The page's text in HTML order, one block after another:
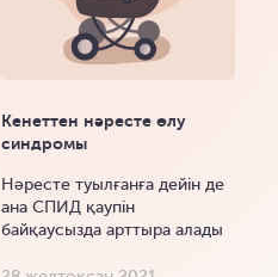
Кенеттен нәресте өлу
синдромы
Нәресте туылғанға дейін де
ана СПИД қаупін
байқаусызда арттыра алады